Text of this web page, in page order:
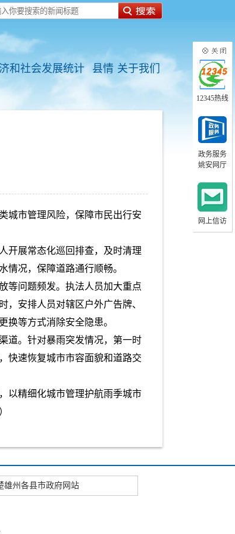
和社会发展统计 县情 关于我们
城市管理风险，保障市民出行安
开展常态化巡回排查，及时清理
情况，保障道路通行顺畅。
等问题频发。执法人员加大重点
安排人员对辖区户外广告牌、
换等方式消除安全隐患。
道。针对暴雨突发情况，第一时
快速恢复城市市容面貌和道路交
以精细化城市管理护航雨季城市
雄州各县市政府网站
12345热线
政务服务
姚安网厅
网上信访